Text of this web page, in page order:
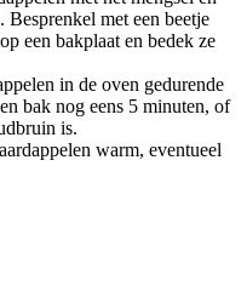
Besprenkel met een beetje
een bakplaat en bedek ze
in de oven gedurende
bak nog eens 5 minuten, of
is.
warm, eventueel